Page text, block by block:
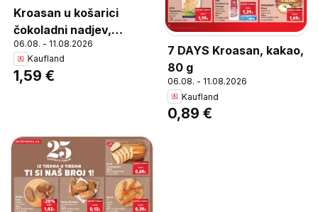
Kroasan u košarici
čokoladni nadjev,
Kroasan u košarici
čokoladni nadjev 73 g
06.08. - 11.08.2026
Kaufland
1,59 €
7 DAYS Kroasan, kakao,
80 g
06.08. - 11.08.2026
Kaufland
0,89 €